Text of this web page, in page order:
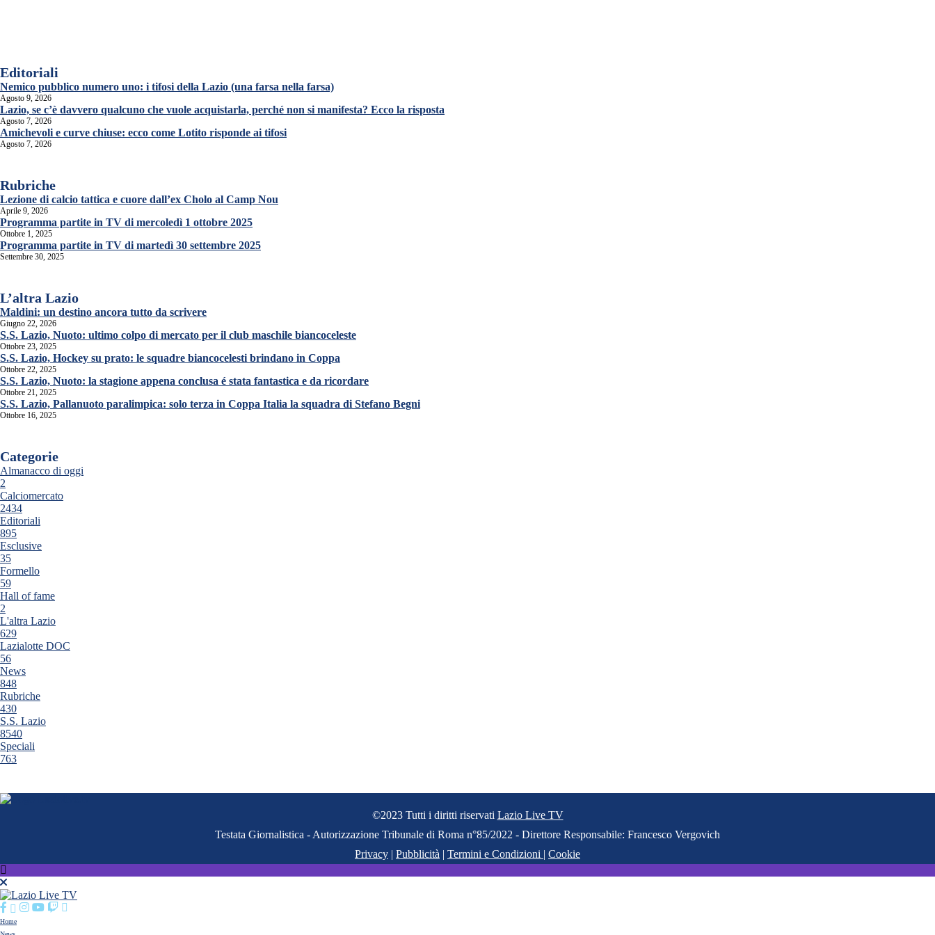
Editoriali
Nemico pubblico numero uno: i tifosi della Lazio (una farsa nella farsa)
Agosto 9, 2026
Lazio, se c’è davvero qualcuno che vuole acquistarla, perché non si manifesta? Ecco la risposta
Agosto 7, 2026
Amichevoli e curve chiuse: ecco come Lotito risponde ai tifosi
Agosto 7, 2026
Rubriche
Lezione di calcio tattica e cuore dall’ex Cholo al Camp Nou
Aprile 9, 2026
Programma partite in TV di mercoledì 1 ottobre 2025
Ottobre 1, 2025
Programma partite in TV di martedì 30 settembre 2025
Settembre 30, 2025
L’altra Lazio
Maldini: un destino ancora tutto da scrivere
Giugno 22, 2026
S.S. Lazio, Nuoto: ultimo colpo di mercato per il club maschile biancoceleste
Ottobre 23, 2025
S.S. Lazio, Hockey su prato: le squadre biancocelesti brindano in Coppa
Ottobre 22, 2025
S.S. Lazio, Nuoto: la stagione appena conclusa é stata fantastica e da ricordare
Ottobre 21, 2025
S.S. Lazio, Pallanuoto paralimpica: solo terza in Coppa Italia la squadra di Stefano Begni
Ottobre 16, 2025
Categorie
Almanacco di oggi
2
Calciomercato
2434
Editoriali
895
Esclusive
35
Formello
59
Hall of fame
2
L'altra Lazio
629
Lazialotte DOC
56
News
848
Rubriche
430
S.S. Lazio
8540
Speciali
763
©2023 Tutti i diritti riservati Lazio Live TV
Testata Giornalistica - Autorizzazione Tribunale di Roma n°85/2022 - Direttore Responsabile: Francesco Vergovich
Privacy | Pubblicità | Termini e Condizioni | Cookie
Home